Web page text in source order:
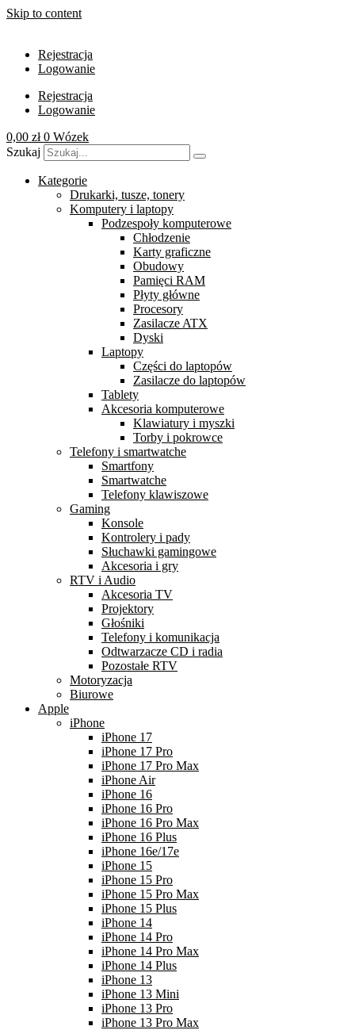
Skip to content
Rejestracja
Logowanie
Rejestracja
Logowanie
0,00 zł 0 Wózek
Szukaj
Kategorie
Drukarki, tusze, tonery
Komputery i laptopy
Podzespoły komputerowe
Chłodzenie
Karty graficzne
Obudowy
Pamięci RAM
Płyty główne
Procesory
Zasilacze ATX
Dyski
Laptopy
Części do laptopów
Zasilacze do laptopów
Tablety
Akcesoria komputerowe
Klawiatury i myszki
Torby i pokrowce
Telefony i smartwatche
Smartfony
Smartwatche
Telefony klawiszowe
Gaming
Konsole
Kontrolery i pady
Słuchawki gamingowe
Akcesoria i gry
RTV i Audio
Akcesoria TV
Projektory
Głośniki
Telefony i komunikacja
Odtwarzacze CD i radia
Pozostałe RTV
Motoryzacja
Biurowe
Apple
iPhone
iPhone 17
iPhone 17 Pro
iPhone 17 Pro Max
iPhone Air
iPhone 16
iPhone 16 Pro
iPhone 16 Pro Max
iPhone 16 Plus
iPhone 16e/17e
iPhone 15
iPhone 15 Pro
iPhone 15 Pro Max
iPhone 15 Plus
iPhone 14
iPhone 14 Pro
iPhone 14 Pro Max
iPhone 14 Plus
iPhone 13
iPhone 13 Mini
iPhone 13 Pro
iPhone 13 Pro Max